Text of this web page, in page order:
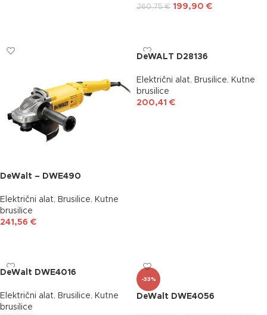
260,75€ 199,90 €
DeWalt – DWE490
Električni alat, Brusilice, Kutne
brusilice
241,56 €
DeWALT D28136
Električni alat, Brusilice, Kutne
brusilice
200,41 €
DeWalt DWE4016
Električni alat, Brusilice, Kutne
brusilice
-33%
DeWalt DWE4056